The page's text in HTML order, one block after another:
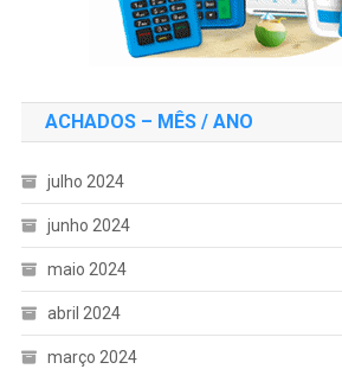
ACHADOS – MÊS / ANO
julho 2024
junho 2024
maio 2024
abril 2024
março 2024